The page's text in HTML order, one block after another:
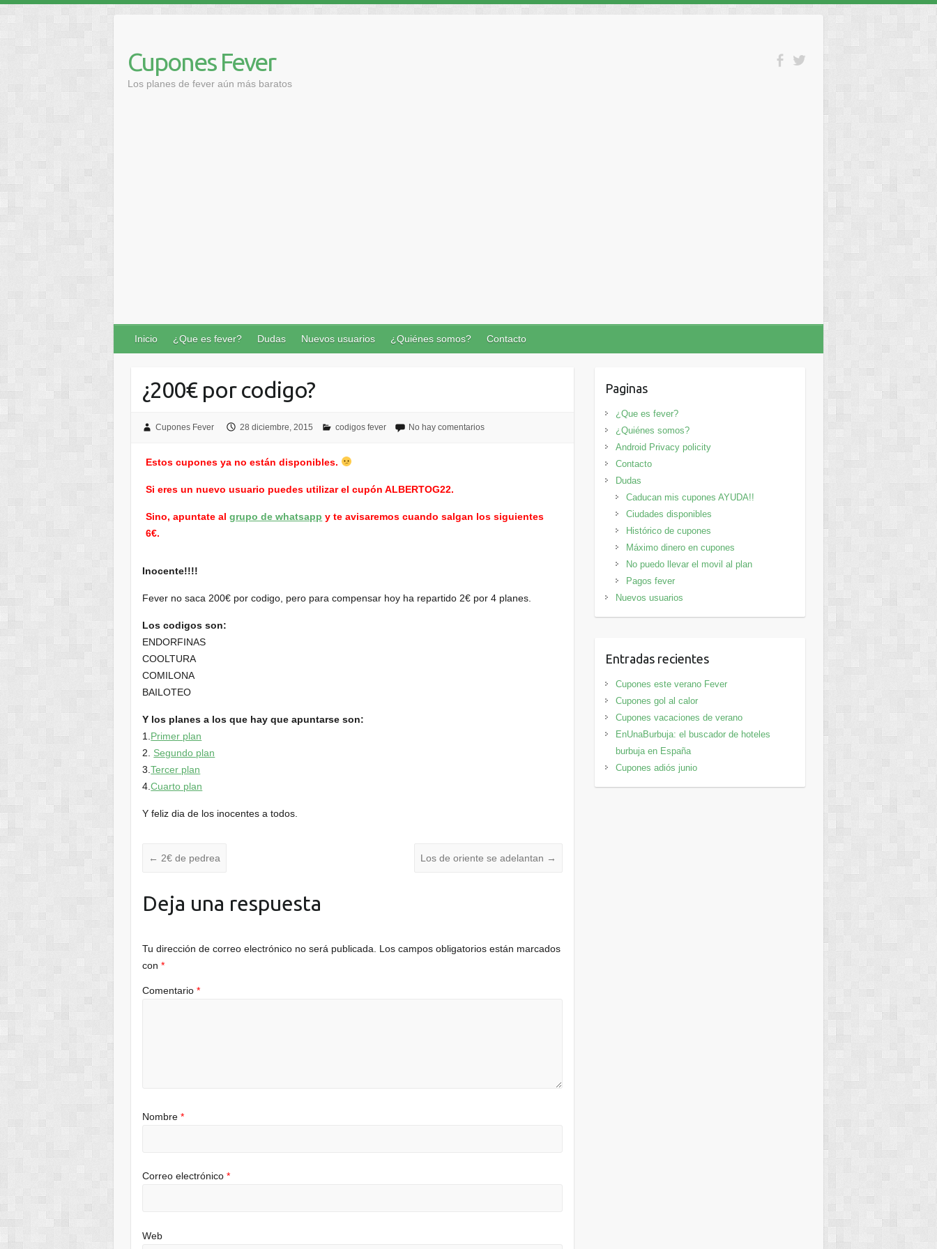
contenido
Cupones Fever
Los planes de fever aún más baratos
Inicio ¿Que es fever? Dudas Nuevos usuarios ¿Quiénes somos? Contacto
¿200€ por codigo?
Cupones Fever 28 diciembre, 2015 codigos fever No hay comentarios
Estos cupones ya no están disponibles.
Si eres un nuevo usuario puedes utilizar el cupón ALBERTOG22.
Sino, apuntate algrupo de whatsapp y te avisaremos cuando salgan los siguientes
6€.
Inocente!!!!
Fever no saca 200€ por codigo, pero para compensar hoy ha repartido 2€ por 4 planes.
Los codigos son:
ENDORFINAS
COOLTURA
COMILONA
BAILOTEO
Y los planes a los que hay que apuntarse son:
1. Primer plan
2. Segundo plan
3.Tercer plan
4.Cuarto plan
Y feliz dia de los inocentes a todos.
← 2€ de pedrea Los de oriente se adelantan →
Deja una respuesta
Tu dirección de correo electrónico no será publicada. Los campos obligatorios están marcados
con*
Comentario*
Nombre*
Correo electrónico*
Web
Paginas
¿Que es fever?
¿Quiénes somos?
Android Privacy policity
Contacto
Dudas
Caducan mis cupones AYUDA!!
Ciudades disponibles
Histórico de cupones
Máximo dinero en cupones
No puedo llevar el movil al plan
Pagos fever
Nuevos usuarios
Entradas recientes
Cupones este verano Fever
Cupones gol al calor
Cupones vacaciones de verano
EnUnaBurbuja: el buscador de hoteles
burbuja en España
Cupones adiós junio